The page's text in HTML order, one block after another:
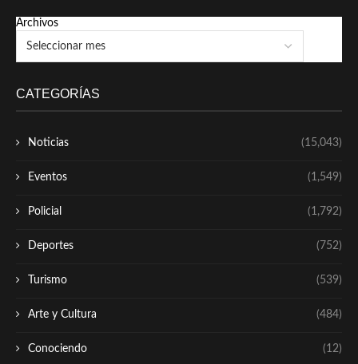
Archivos
CATEGORÍAS
Noticias (15,043)
Eventos (1,549)
Policial (1,792)
Deportes (752)
Turismo (539)
Arte y Cultura (484)
Conociendo (12)